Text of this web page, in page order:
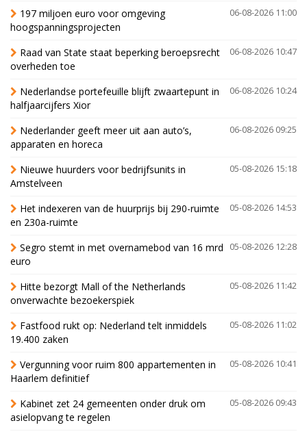
06-08-2026 11:00
197 miljoen euro voor omgeving
hoogspanningsprojecten
06-08-2026 10:47
Raad van State staat beperking beroepsrecht
overheden toe
06-08-2026 10:24
Nederlandse portefeuille blijft zwaartepunt in
halfjaarcijfers Xior
06-08-2026 09:25
Nederlander geeft meer uit aan auto’s,
apparaten en horeca
05-08-2026 15:18
Nieuwe huurders voor bedrijfsunits in
Amstelveen
05-08-2026 14:53
Het indexeren van de huurprijs bij 290-ruimte
en 230a-ruimte
05-08-2026 12:28
Segro stemt in met overnamebod van 16 mrd
euro
05-08-2026 11:42
Hitte bezorgt Mall of the Netherlands
onverwachte bezoekerspiek
05-08-2026 11:02
Fastfood rukt op: Nederland telt inmiddels
19.400 zaken
05-08-2026 10:41
Vergunning voor ruim 800 appartementen in
Haarlem definitief
05-08-2026 09:43
Kabinet zet 24 gemeenten onder druk om
asielopvang te regelen